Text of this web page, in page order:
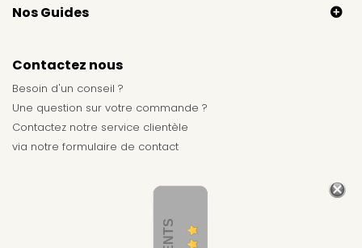
Nos Guides
Contactez nous
Besoin d'un conseil ?
Une question sur votre commande ?
Contactez notre service clientèle
via notre formulaire de contact